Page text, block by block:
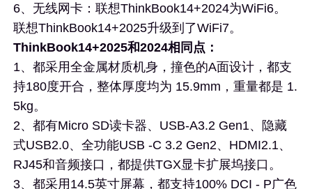
6、无线网卡：联想ThinkBook14+2024为WiFi6。
联想ThinkBook14+2025升级到了WiFi7。
ThinkBook14+2025和2024相同点：
1、都采用全金属材质机身，撞色的A面设计，都支
持180度开合，整体厚度均为 15.9mm，重量都是 1.
5kg。
2、都有Micro SD读卡器、USB-A3.2 Gen1、隐藏
式USB2.0、全功能USB -C 3.2 Gen2、HDMI2.1、
RJ45和音频接口，都提供TGX显卡扩展坞接口。
3、都采用14.5英寸屏幕，都支持100% DCI - P广色